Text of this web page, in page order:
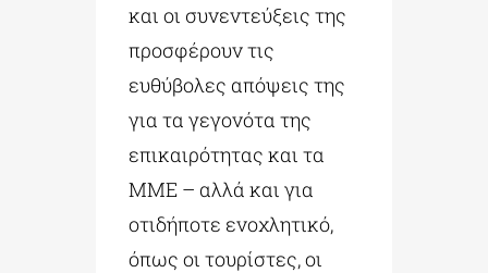
και οι συνεντεύξεις της
προσφέρουν τις
ευθύβολες απόψεις της
για τα γεγονότα της
επικαιρότητας και τα
ΜΜΕ – αλλά και για
οτιδήποτε ενοχλητικό,
όπως οι τουρίστες, οι